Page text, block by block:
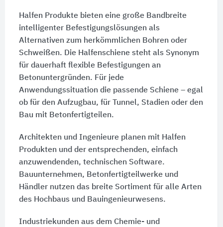
Halfen Produkte bieten eine große Bandbreite
intelligenter Befestigungslösungen als
Alternativen zum herkömmlichen Bohren oder
Schweißen. Die Halfenschiene steht als Synonym
für dauerhaft flexible Befestigungen an
Betonuntergründen. Für jede
Anwendungssituation die passende Schiene – egal
ob für den Aufzugbau, für Tunnel, Stadien oder den
Bau mit Betonfertigteilen.
Architekten und Ingenieure planen mit Halfen
Produkten und der entsprechenden, einfach
anzuwendenden, technischen Software.
Bauunternehmen, Betonfertigteilwerke und
Händler nutzen das breite Sortiment für alle Arten
des Hochbaus und Bauingenieurwesens.
Industriekunden aus dem Chemie- und